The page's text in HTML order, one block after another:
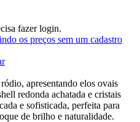
fazer login.
os preços sem um cadastro
apresentando elos ovais
redonda achatada e cristais
e sofisticada, perfeita para
de brilho e naturalidade.